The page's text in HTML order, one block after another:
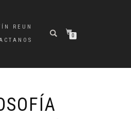
REUN
0